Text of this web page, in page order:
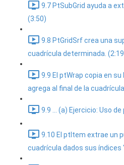
9.7 PtSubGrid ayuda a
(3:50)
9.8 PtGridSrf crea una
cuadrícula determinada.
9.9 El ptWrap copia en
agrega al final de la
9.9 ... (a) Ejercicio: Uso
9.10 El ptItem extrae un
cuadrícula dados sus índices